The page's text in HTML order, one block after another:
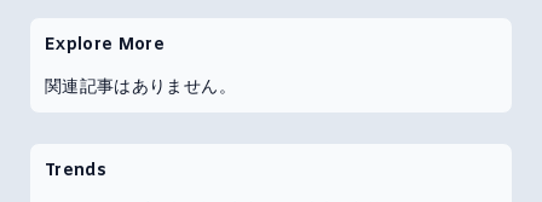
Explore More
関連記事はありません。
Trends